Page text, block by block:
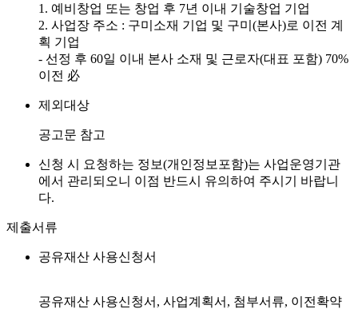
1. 예비창업 또는 창업 후 7년 이내 기술창업 기업
2. 사업장 주소 : 구미소재 기업 및 구미(본사)로 이전 계
획 기업
- 선정 후 60일 이내 본사 소재 및 근로자(대표 포함) 70%
이전 必
제외대상
공고문 참고
신청 시 요청하는 정보(개인정보포함)는 사업운영기관
에서 관리되오니 이점 반드시 유의하여 주시기 바랍니
다.
제출서류
공유재산 사용신청서
공유재산 사용신청서, 사업계획서, 첨부서류, 이전확약